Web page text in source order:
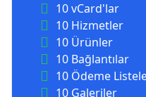
10 vCard'lar
10 Hizmetler
10 Ürünler
10 Bağlantılar
10 Ödeme
10 Galeriler